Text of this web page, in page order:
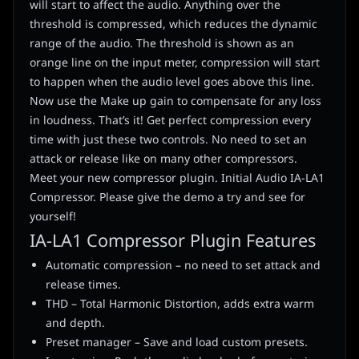
will start to affect the audio. Anything over the
threshold is compressed, which reduces the dynamic
range of the audio. The threshold is shown as an
orange line on the input meter, compression will start
to happen when the audio level goes above this line.
Now use the Make up gain to compensate for any loss
in loudness. That’s it! Get perfect compression every
time with just these two controls. No need to set an
attack or release like on many other compressors.
Meet your new compressor plugin. Initial Audio IA-LA1
Compressor. Please give the demo a try and see for
yourself!
IA-LA1 Compressor Plugin Features
Automatic compression – no need to set attack and
release times.
THD – Total Harmonic Distortion, adds extra warm
and depth.
Preset manager – Save and load custom presets.